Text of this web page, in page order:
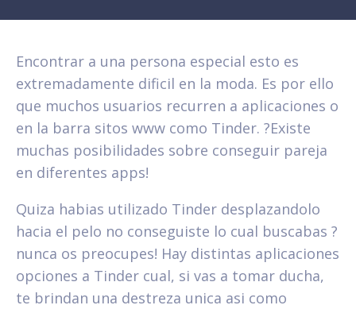
Encontrar a una persona especial esto es
extremadamente dificil en la moda. Es por ello
que muchos usuarios recurren a aplicaciones o
en la barra sitos www como Tinder. ?Existe
muchas posibilidades sobre conseguir pareja
en diferentes apps!
Quiza habias utilizado Tinder desplazandolo
hacia el pelo no conseguiste lo cual buscabas ?
nunca os preocupes! Hay distintas aplicaciones
opciones a Tinder cual, si vas a tomar ducha,
te brindan una destreza unica asi­ como